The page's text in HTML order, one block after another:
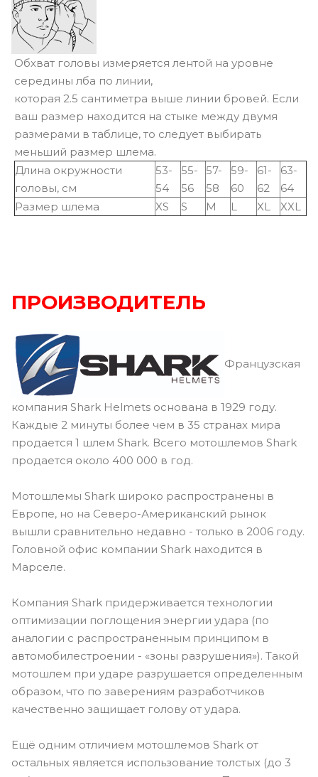
Обхват головы измеряется лентой на уровне
середины лба по линии,
которая 2.5 сантиметра выше линии бровей. Если
ваш размер находится на стыке между двумя
размерами в таблице, то следует выбирать
меньший размер шлема.
Длина окружности
головы, см
53-
54
55-
56
57-
58
59-
60
61-
62
63-
64
Размер шлема
XS S M L XL XXL
ПРОИЗВОДИТЕЛЬ
Французская
компания Shark Helmets основана в 1929 году.
Каждые 2 минуты более чем в 35 странах мира
продается 1 шлем Shark. Всего мотошлемов Shark
продается около 400 000 в год.
Мотошлемы Shark широко распространены в
Европе, но на Северо-Американский рынок
вышли сравнительно недавно - только в 2006 году.
Головной офис компании Shark находится в
Марселе.
Компания Shark придерживается технологии
оптимизации поглощения энергии удара (по
аналогии с распространенным принципом в
автомобилестроении - «зоны разрушения»). Такой
мотошлем при ударе разрушается определенным
образом, что по заверениям разработчиков
качественно защищает голову от удара.
Ещё одним отличием мотошлемов Shark от
остальных является использование толстых (до 3